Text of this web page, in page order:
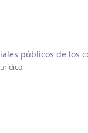
públicos de los